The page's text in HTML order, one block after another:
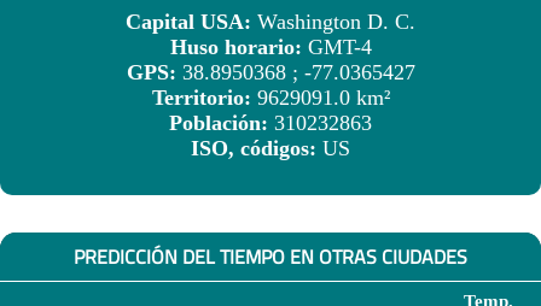
Capital USA: Washington D. C.
Huso horario: GMT-4
GPS: 38.8950368 ; -77.0365427
Territorio: 9629091.0 km²
Población: 310232863
ISO, códigos: US
PREDICCIÓN DEL TIEMPO EN OTRAS CIUDADES
Temp.